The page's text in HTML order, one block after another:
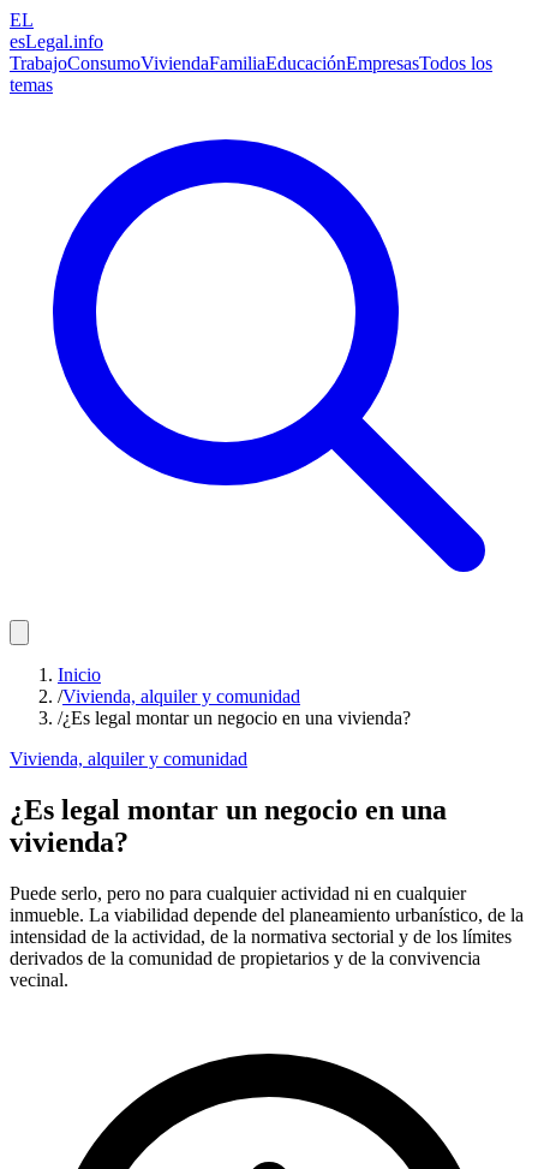
EL
esLegal.info
TrabajoConsumoViviendaFamiliaEducaciónEmpresasTodos los
temas
Inicio
/Vivienda, alquiler y comunidad
/¿Es legal montar un negocio en una vivienda?
Vivienda, alquiler y comunidad
¿Es legal montar un negocio en una
vivienda?
Puede serlo, pero no para cualquier actividad ni en cualquier
inmueble. La viabilidad depende del planeamiento urbanístico, de la
intensidad de la actividad, de la normativa sectorial y de los límites
derivados de la comunidad de propietarios y de la convivencia
vecinal.